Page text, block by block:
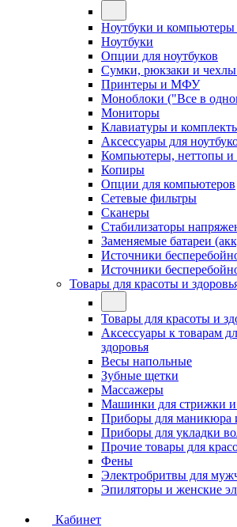
Ноутбуки и компьютеры
Ноутбуки
Опции для ноутбуков
Сумки, рюкзаки и чехлы
Принтеры и МФУ
Моноблоки ("Все в
Мониторы
Клавиатуры и
Аксессуары для
Компьютеры, неттопы и
Копиры
Опции для компьютеров
Сетевые фильтры
Сканеры
Стабилизаторы
Заменяемые батареи
Источники
Источники
Товары для красоты и
Товары для красоты и
Аксессуары к товарам
здоровья
Весы напольные
Зубные щетки
Массажеры
Машинки для стрижки
Приборы для маникюра
Приборы для укладки
Прочие товары для
Фены
Электробритвы для
Эпиляторы и женские
Кабинет